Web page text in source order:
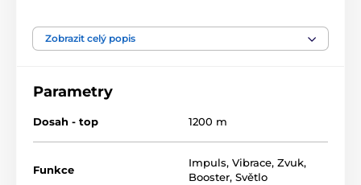
vysílačka plave na hladině.
Zobrazit celý popis
Parametry
Dosah - top 1200 m
Funkce
Impuls, Vibrace, Zvuk,
Booster, Světlo